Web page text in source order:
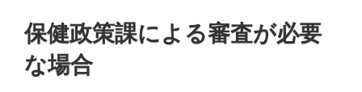
保健政策課による審査が必要
な場合